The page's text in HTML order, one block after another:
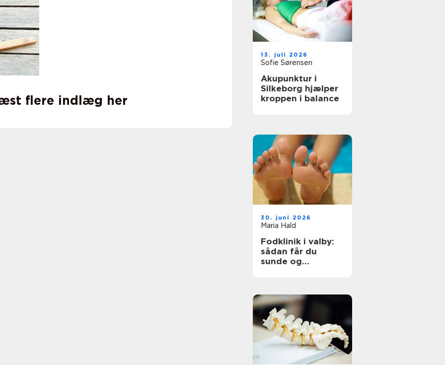
flere indlæg her
13. juli 2026
Sofie Sørensen
Akupunktur i
Silkeborg hjælper
kroppen i balance
30. juni 2026
Maria Hald
Fodklinik i valby:
sådan får du
sunde og